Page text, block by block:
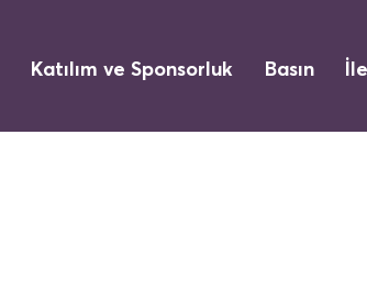
Katılım ve Sponsorluk Basın